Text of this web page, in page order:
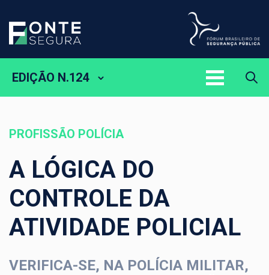
EDIÇÃO N.124
PROFISSÃO POLÍCIA
A LÓGICA DO
CONTROLE DA
ATIVIDADE POLICIAL
VERIFICA-SE, NA POLÍCIA MILITAR,